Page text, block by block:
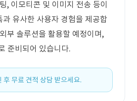
, 이모티콘 및 이미지 전송 등이
과 유사한 사용자 경험을 제공합
부 솔루션을 활용할 예정이며,
준비되어 있습니다.
후 무료 견적 상담 받으세요.